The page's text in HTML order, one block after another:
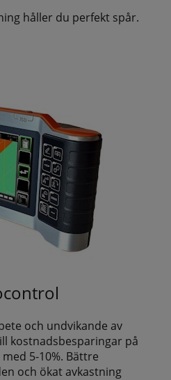
håller du perfekt spår.
och undvikande av
kostnadsbesparingar på
5-10%. Bättre
och ökat avkastning